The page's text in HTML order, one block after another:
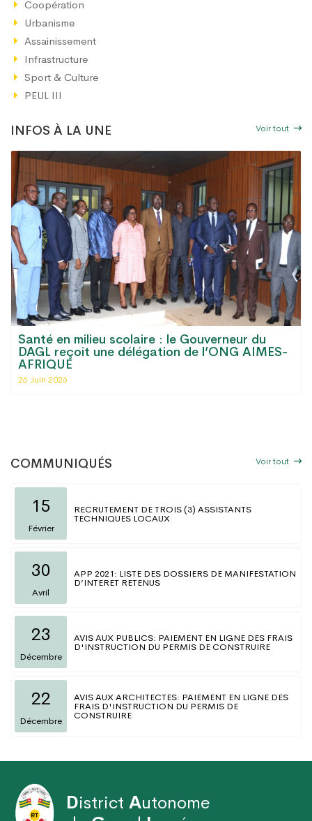
Coopération
Urbanisme
Assainissement
Infrastructure
Sport & Culture
PEUL III
INFOS À LA UNE Voir tout
Le Grand Lomé dispose désormais d'une
antenne régionale de la Chambre de
Commerce et d'Industrie du Togo
COMMUNIQUÉS Voir tout
15
Février
RECRUTEMENT DE TROIS (3) ASSISTANTS
TECHNIQUES LOCAUX
30
Avril
APP 2021: LISTE DES DOSSIERS DE MANIFESTATION
D’INTERET RETENUS
23
Décembre
AVIS AUX PUBLICS: PAIEMENT EN LIGNE DES FRAIS
D'INSTRUCTION DU PERMIS DE CONSTRUIRE
22
Décembre
AVIS AUX ARCHITECTES: PAIEMENT EN LIGNE DES
FRAIS D'INSTRUCTION DU PERMIS DE
CONSTRUIRE
District Autonome